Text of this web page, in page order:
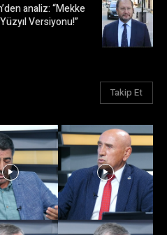
analiz: “Mekke
Versiyonu!”
Takip Et